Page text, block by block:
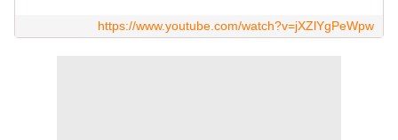
https://www.youtube.com/watch?v=jXZlYgPeWpw